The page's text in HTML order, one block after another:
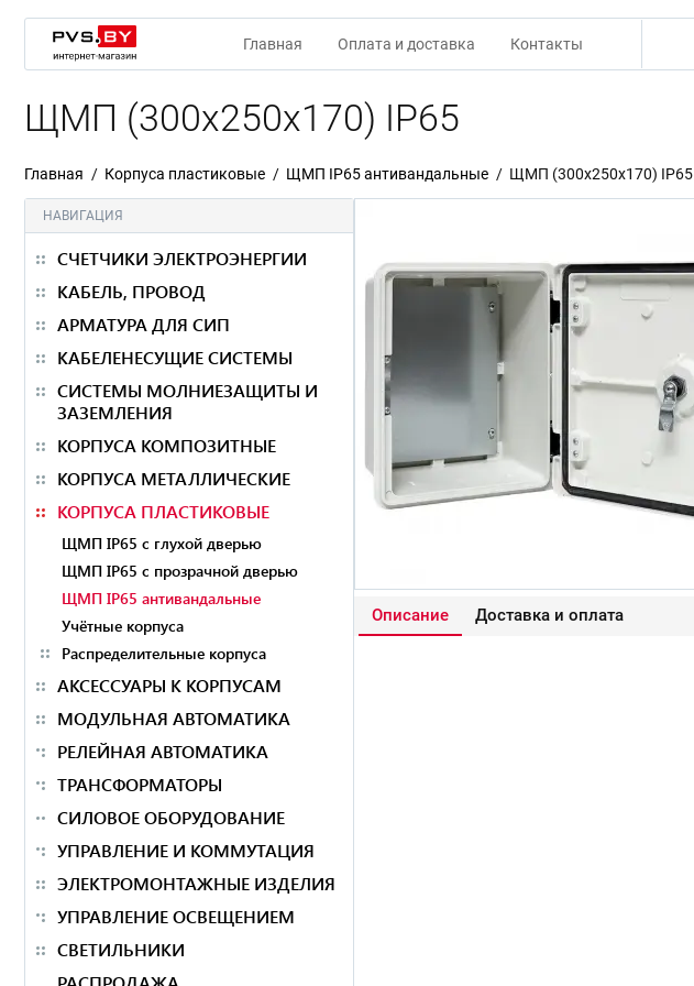
Главная Оплата и доставка Контакты
ЩМП (300x250x170) IP65
Главная Корпуса пластиковые ЩМП IP65 антивандальные ЩМП (300x250x170) IP65
НАВИГАЦИЯ
СЧЕТЧИКИ ЭЛЕКТРОЭНЕРГИИ
КАБЕЛЬ, ПРОВОД
АРМАТУРА ДЛЯ СИП
КАБЕЛЕНЕСУЩИЕ СИСТЕМЫ
СИСТЕМЫ МОЛНИЕЗАЩИТЫ И
ЗАЗЕМЛЕНИЯ
КОРПУСА КОМПОЗИТНЫЕ
КОРПУСА МЕТАЛЛИЧЕСКИЕ
КОРПУСА ПЛАСТИКОВЫЕ
ЩМП IP65 с глухой дверью
ЩМП IP65 с прозрачной дверью
ЩМП IP65 антивандальные
Учётные корпуса
Распределительные корпуса
АКСЕССУАРЫ К КОРПУСАМ
МОДУЛЬНАЯ АВТОМАТИКА
РЕЛЕЙНАЯ АВТОМАТИКА
ТРАНСФОРМАТОРЫ
СИЛОВОЕ ОБОРУДОВАНИЕ
УПРАВЛЕНИЕ И КОММУТАЦИЯ
ЭЛЕКТРОМОНТАЖНЫЕ ИЗДЕЛИЯ
УПРАВЛЕНИЕ ОСВЕЩЕНИЕМ
СВЕТИЛЬНИКИ
Описание Доставка и оплата